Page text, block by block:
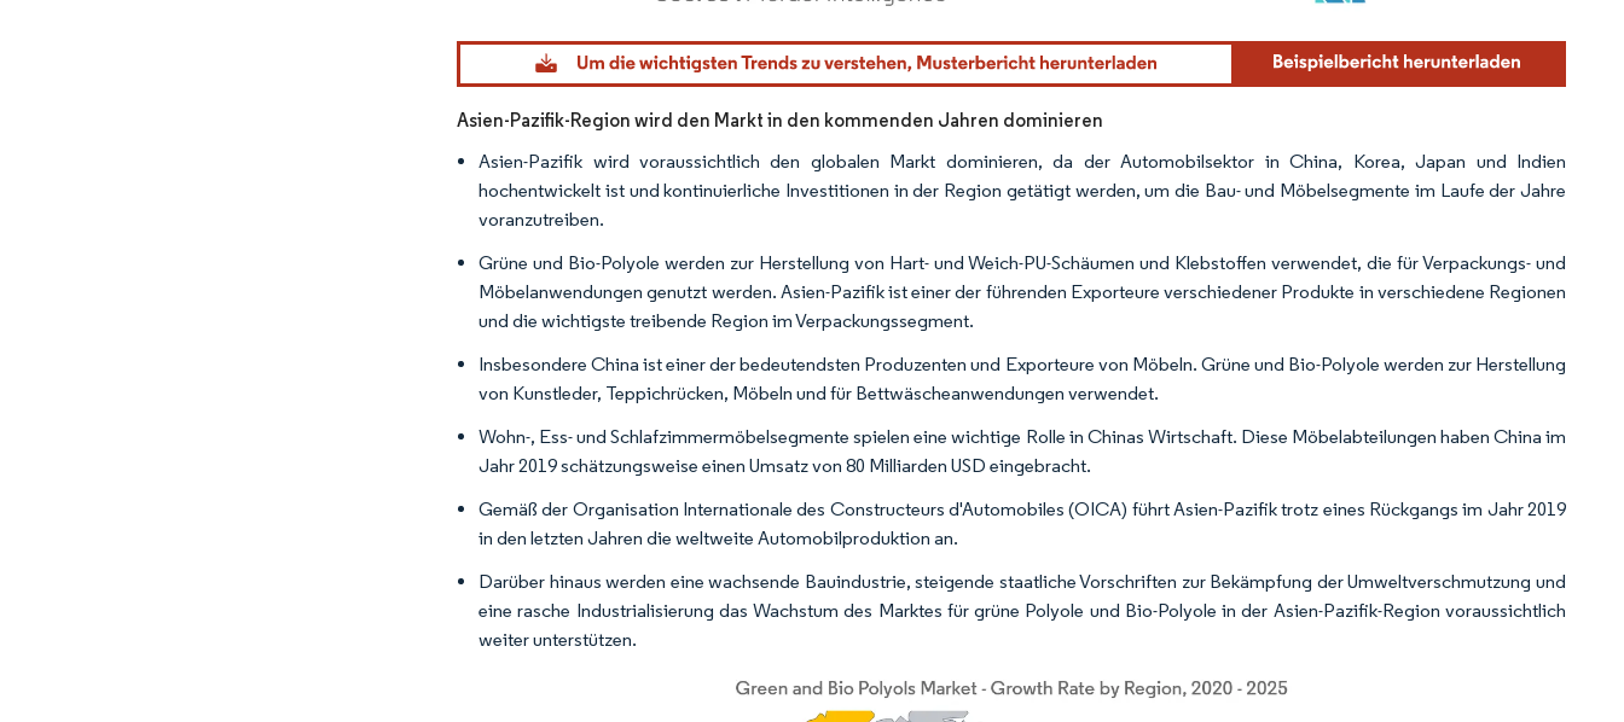
Bild © Mordor Intelligence. Wiederverwendung erfordert Namensnennung gemäß CC BY 4.0.
Asien-Pazifik-Region wird den Markt in den kommenden Jahren dominieren
Asien-Pazifik wird voraussichtlich den globalen Markt dominieren, da der Automobilsektor in China, Korea, Japan und Indien
hochentwickelt ist und kontinuierliche Investitionen in der Region getätigt werden, um die Bau- und Möbelsegmente im Laufe der Jahre
voranzutreiben.
Grüne und Bio-Polyole werden zur Herstellung von Hart- und Weich-PU-Schäumen und Klebstoffen verwendet, die für Verpackungs- und
Möbelanwendungen genutzt werden. Asien-Pazifik ist einer der führenden Exporteure verschiedener Produkte in verschiedene Regionen
und die wichtigste treibende Region im Verpackungssegment.
Insbesondere China ist einer der bedeutendsten Produzenten und Exporteure von Möbeln. Grüne und Bio-Polyole werden zur Herstellung
von Kunstleder, Teppichrücken, Möbeln und für Bettwäscheanwendungen verwendet.
Wohn-, Ess- und Schlafzimmermöbelsegmente spielen eine wichtige Rolle in Chinas Wirtschaft. Diese Möbelabteilungen haben China im
Jahr 2019 schätzungsweise einen Umsatz von 80 Milliarden USD eingebracht.
Gemäß der Organisation Internationale des Constructeurs d'Automobiles (OICA) führt Asien-Pazifik trotz eines Rückgangs im Jahr 2019
in den letzten Jahren die weltweite Automobilproduktion an.
Darüber hinaus werden eine wachsende Bauindustrie, steigende staatliche Vorschriften zur Bekämpfung der Umweltverschmutzung und
eine rasche Industrialisierung das Wachstum des Marktes für grüne Polyole und Bio-Polyole in der Asien-Pazifik-Region voraussichtlich
weiter unterstützen.